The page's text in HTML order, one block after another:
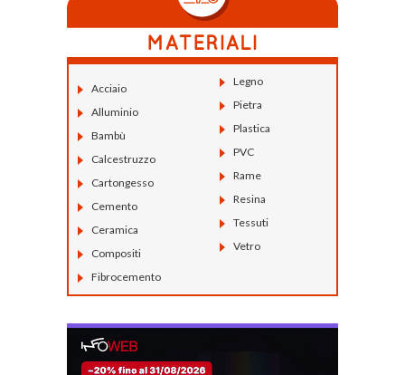
Acciaio
Alluminio
Bambù
Calcestruzzo
Cartongesso
Cemento
Ceramica
Compositi
Fibrocemento
Legno
Pietra
Plastica
PVC
Rame
Resina
Tessuti
Vetro